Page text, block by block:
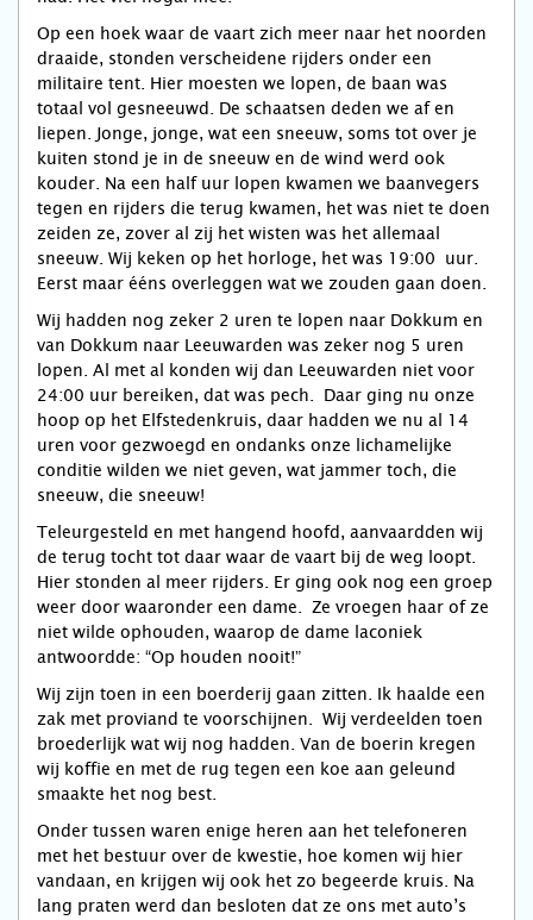
Op een hoek waar de vaart zich meer naar het noorden
draaide, stonden verscheidene rijders onder een
militaire tent. Hier moesten we lopen, de baan was
totaal vol gesneeuwd. De schaatsen deden we af en
liepen. Jonge, jonge, wat een sneeuw, soms tot over je
kuiten stond je in de sneeuw en de wind werd ook
kouder. Na een half uur lopen kwamen we baanvegers
tegen en rijders die terug kwamen, het was niet te doen
zeiden ze, zover al zij het wisten was het allemaal
sneeuw. Wij keken op het horloge, het was 19:00 uur.
Eerst maar ééns overleggen wat we zouden gaan doen.
Wij hadden nog zeker 2 uren te lopen naar Dokkum en
van Dokkum naar Leeuwarden was zeker nog 5 uren
lopen. Al met al konden wij dan Leeuwarden niet voor
24:00 uur bereiken, dat was pech. Daar ging nu onze
hoop op het Elfstedenkruis, daar hadden we nu al 14
uren voor gezwoegd en ondanks onze lichamelijke
conditie wilden we niet geven, wat jammer toch, die
sneeuw, die sneeuw!
Teleurgesteld en met hangend hoofd, aanvaardden wij
de terug tocht tot daar waar de vaart bij de weg loopt.
Hier stonden al meer rijders. Er ging ook nog een groep
weer door waaronder een dame. Ze vroegen haar of ze
niet wilde ophouden, waarop de dame laconiek
antwoordde: “Op houden nooit!”
Wij zijn toen in een boerderij gaan zitten. Ik haalde een
zak met proviand te voorschijnen. Wij verdeelden toen
broederlijk wat wij nog hadden. Van de boerin kregen
wij koffie en met de rug tegen een koe aan geleund
smaakte het nog best.
Onder tussen waren enige heren aan het telefoneren
met het bestuur over de kwestie, hoe komen wij hier
vandaan, en krijgen wij ook het zo begeerde kruis. Na
lang praten werd dan besloten dat ze ons met auto’s